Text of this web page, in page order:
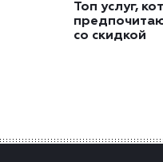
Топ услуг,
со скидкой